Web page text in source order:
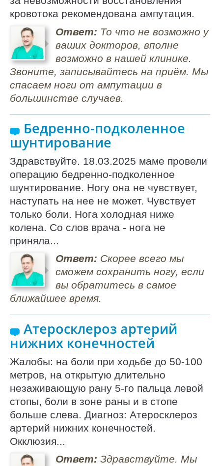
кровотока рекомендована ампутация.
Ответ: То что не возможно у
ваших докторов, вполне
возможно в нашей клинике.
Звоните, записывайтесь на приём. Мы
спасаем ноги от ампутации в
большинстве случаев.
Бедренно-подколенное
шунтирование
Здравствуйте. 18.03.2025 маме провели
операцию бедренно-подколенное
шунтирование. Ногу она не чувствует,
наступать на нее не может. Чувствует
только боли. Нога холодная ниже
колена. Со слов врача - нога не
приняла...
Ответ: Скорее всего мы
сможем сохранить ногу, если
вы обратитесь в самое
ближайшее время.
Атеросклероз артерий
нижних конечностей
Жалобы: на боли при ходьбе до 50-100
метров, на открытую длительно
незаживающую рану 5-го пальца левой
стопы, боли в зоне раны и в стопе
больше слева. Диагноз: Атеросклероз
артерий нижних конечностей.
Окклюзия...
Ответ: Здравствуйте. Мы